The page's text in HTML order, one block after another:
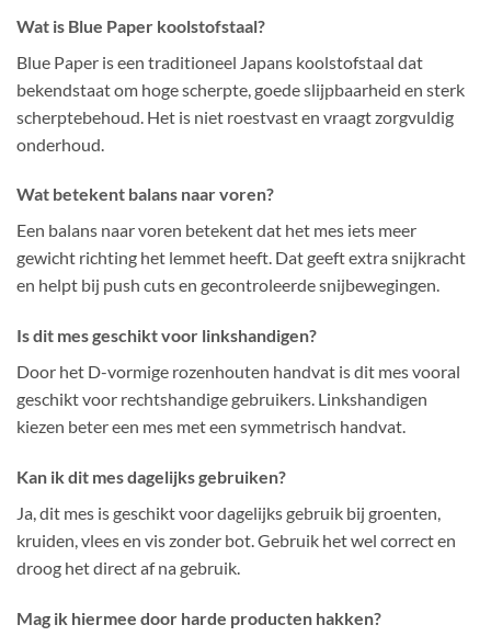
Wat is Blue Paper koolstofstaal?
Blue Paper is een traditioneel Japans koolstofstaal dat
bekendstaat om hoge scherpte, goede slijpbaarheid en sterk
scherptebehoud. Het is niet roestvast en vraagt zorgvuldig
onderhoud.
Wat betekent balans naar voren?
Een balans naar voren betekent dat het mes iets meer
gewicht richting het lemmet heeft. Dat geeft extra snijkracht
en helpt bij push cuts en gecontroleerde snijbewegingen.
Is dit mes geschikt voor linkshandigen?
Door het D-vormige rozenhouten handvat is dit mes vooral
geschikt voor rechtshandige gebruikers. Linkshandigen
kiezen beter een mes met een symmetrisch handvat.
Kan ik dit mes dagelijks gebruiken?
Ja, dit mes is geschikt voor dagelijks gebruik bij groenten,
kruiden, vlees en vis zonder bot. Gebruik het wel correct en
droog het direct af na gebruik.
Mag ik hiermee door harde producten hakken?